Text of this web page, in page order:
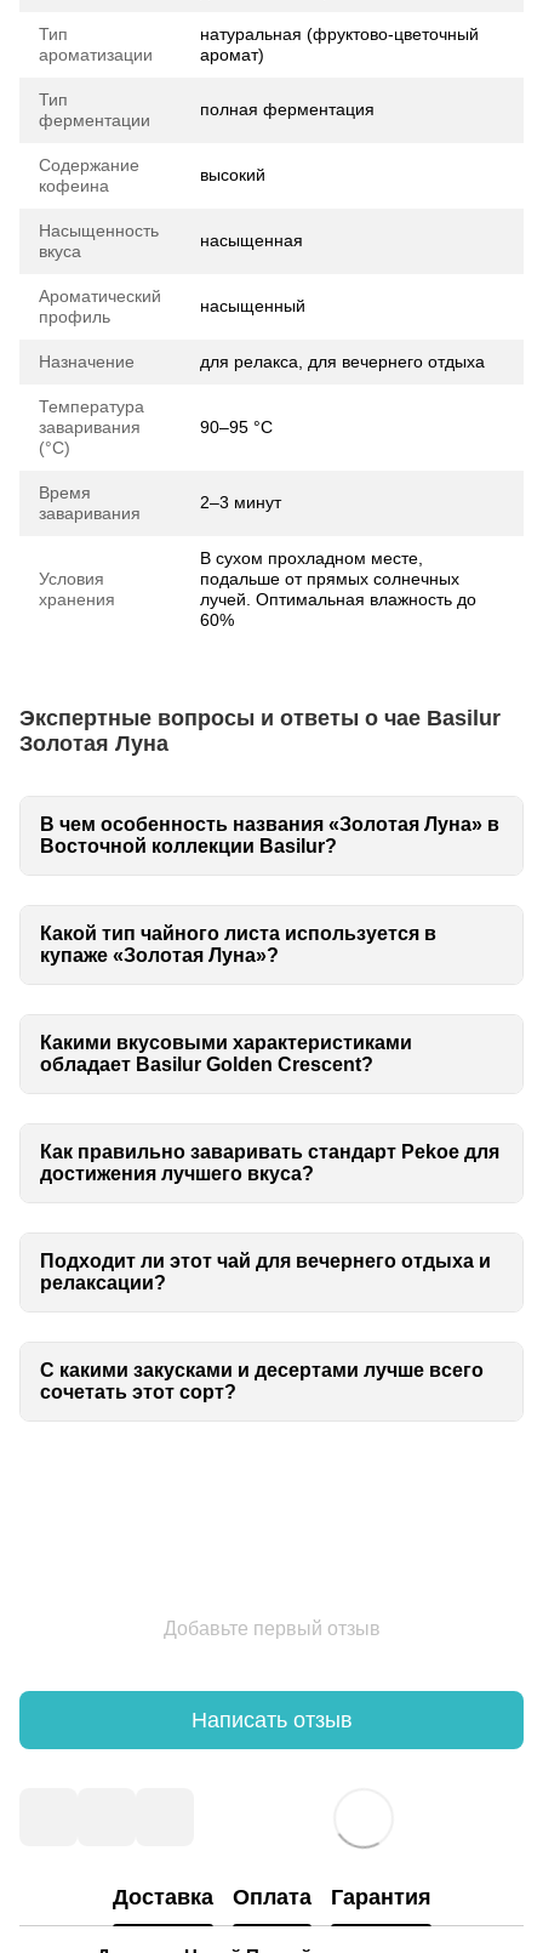
Тип
ароматизации
натуральная (фруктово-цветочный
аромат)
Тип
ферментации
полная ферментация
Содержание
кофеина
высокий
Насыщенность
вкуса
насыщенная
Ароматический
профиль
насыщенный
Назначение для релакса, для вечернего отдыха
Температура
заваривания
(°C)
90–95 °C
Время
заваривания
2–3 минут
Условия
хранения
В сухом прохладном месте,
подальше от прямых солнечных
лучей. Оптимальная влажность до
60%
Экспертные вопросы и ответы о чае Basilur
Золотая Луна
В чем особенность названия «Золотая Луна» в
Восточной коллекции Basilur?
Какой тип чайного листа используется в
купаже «Золотая Луна»?
Какими вкусовыми характеристиками
обладает Basilur Golden Crescent?
Как правильно заваривать стандарт Pekoe для
достижения лучшего вкуса?
Подходит ли этот чай для вечернего отдыха и
релаксации?
С какими закусками и десертами лучше всего
сочетать этот сорт?
Добавьте первый отзыв
Написать отзыв
Доставка Оплата Гарантия